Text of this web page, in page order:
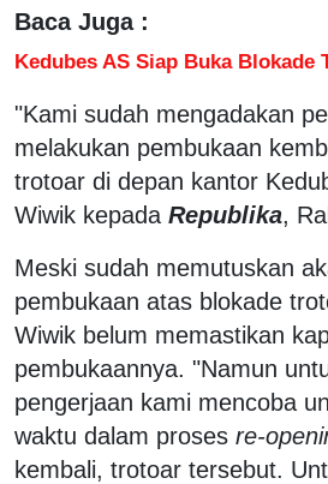
Baca Juga :
Kedubes AS Siap Buka Blokade
"Kami sudah mengadakan
melakukan pembukaan
trotoar di depan kantor
Wiwik kepada Republika,
Meski sudah memutuskan
pembukaan atas blokade
Wiwik belum memastikan
pembukaannya. "Namun
pengerjaan kami mencoba
waktu dalam proses re-
kembali, trotoar tersebut.